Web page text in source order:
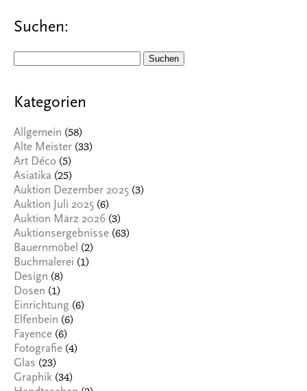
Suchen:
Kategorien
Allgemein (58)
Alte Meister (33)
Art Déco (5)
Asiatika (25)
Auktion Dezember 2025 (3)
Auktion Juli 2025 (6)
Auktion März 2026 (3)
Auktionsergebnisse (63)
Bauernmöbel (2)
Buchmalerei (1)
Design (8)
Dosen (1)
Einrichtung (6)
Elfenbein (6)
Fayence (6)
Fotografie (4)
Glas (23)
Graphik (34)